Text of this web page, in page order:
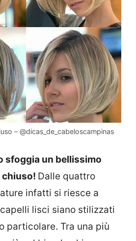
– @dicas_de_cabeloscampinas
sfoggia un bellissimo
chiuso! Dalle quattro
infatti si riesce a
lisci siano stilizzati
particolare. Tra una più